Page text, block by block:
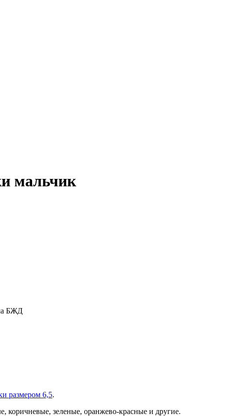
мальчик
БЖД
размером 6,5.
коричневые, зеленые, оранжево-красные и другие.